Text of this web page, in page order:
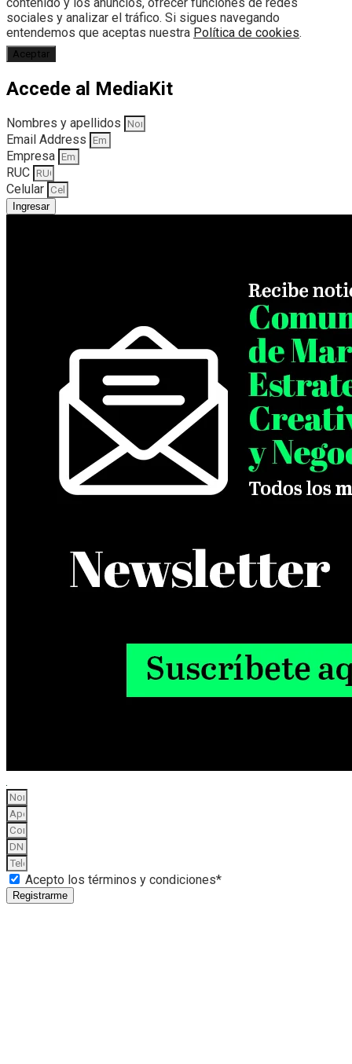
sociales y analizar el tráfico. Si sigues navegando
entendemos que aceptas nuestra Política de cookies.
Aceptar
Accede al MediaKit
Nombres y apellidos
Email Address
Empresa
RUC
Celular
Ingresar
Acepto los términos y condiciones*
Registrarme